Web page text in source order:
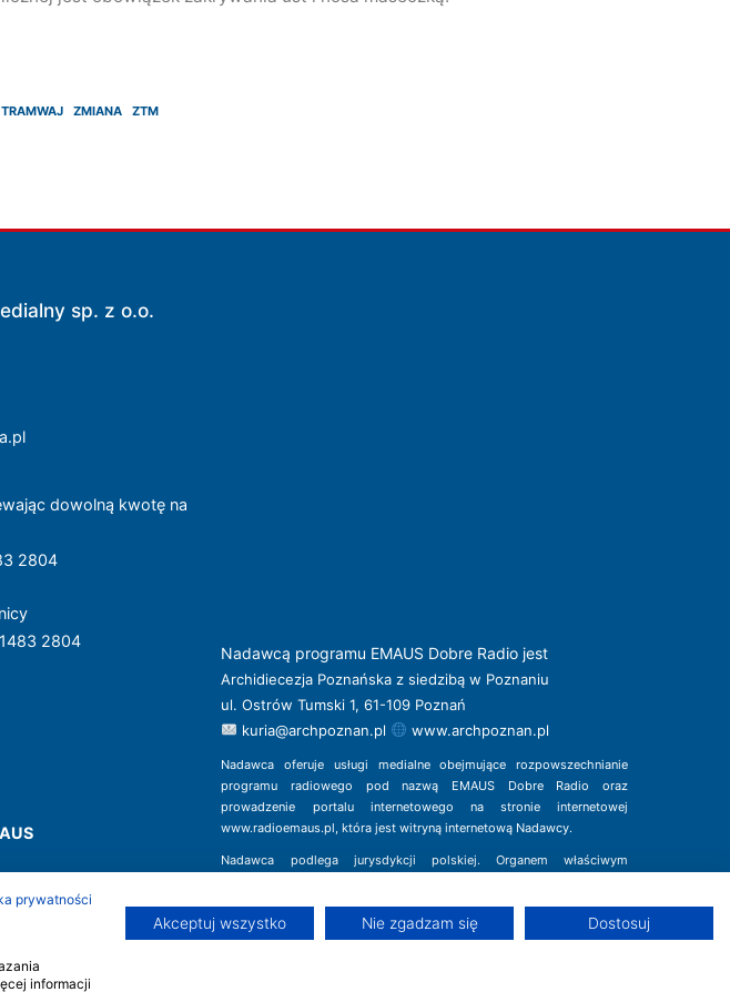
TRAMWAJ ZMIANA ZTM
sp. z o.o.
dowolną kwotę na
2804
2804
Nadawcą programu EMAUS Dobre Radio jest
Archidiecezja Poznańska z siedzibą w Poznaniu
ul. Ostrów Tumski 1, 61-109 Poznań
kuria@archpoznan.pl
www.archpoznan.pl
Nadawca oferuje usługi medialne obejmujące rozpowszechnianie
programu radiowego pod nazwą EMAUS Dobre Radio oraz
prowadzenie portalu internetowego na stronie internetowej
www.radioemaus.pl, która jest witryną internetową Nadawcy.
Nadawca podlega jurysdykcji polskiej. Organem właściwym
prywatności
informacji
Akceptuj wszystko Nie zgadzam się Dostosuj